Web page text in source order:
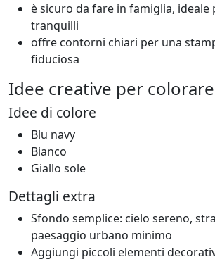
è sicuro da fare in famiglia,
tranquilli
offre contorni chiari per una
fiduciosa
Idee creative per colorare
Idee di colore
Blu navy
Bianco
Giallo sole
Dettagli extra
Sfondo semplice: cielo sereno,
paesaggio urbano minimo
Aggiungi piccoli elementi